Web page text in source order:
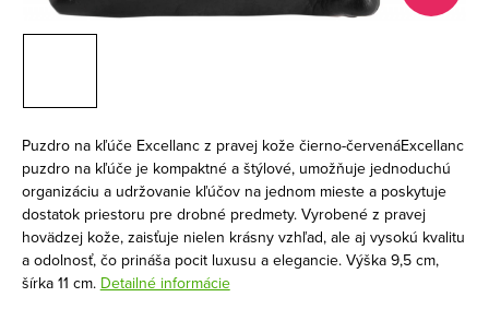
Puzdro na kľúče Excellanc z pravej kože čierno-červenáExcellanc
puzdro na kľúče je kompaktné a štýlové, umožňuje jednoduchú
organizáciu a udržovanie kľúčov na jednom mieste a poskytuje
dostatok priestoru pre drobné predmety. Vyrobené z pravej
hovädzej kože, zaisťuje nielen krásny vzhľad, ale aj vysokú kvalitu
a odolnosť, čo prináša pocit luxusu a elegancie. Výška 9,5 cm,
šírka 11 cm. Detailné informácie